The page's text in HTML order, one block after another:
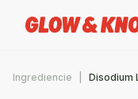
Ingrediencie Disodium